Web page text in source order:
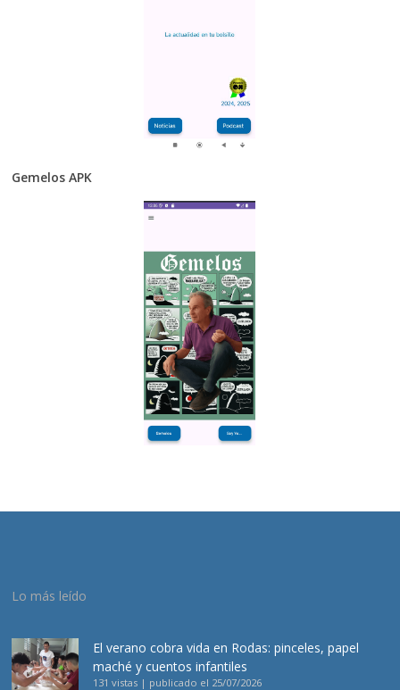
Gemelos APK
Lo más leído
El verano cobra vida en Rodas: pinceles, papel
maché y cuentos infantiles
131 vistas | publicado el 25/07/2026